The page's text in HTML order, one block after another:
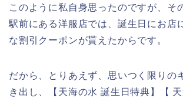
このように私自身思ったのですが、そ
駅前にある洋服店では、誕生日にお店
な割引クーポンが貰えたからです。
だから、とりあえず、思いつく限りの
き出し、【天海の水 誕生日特典】【